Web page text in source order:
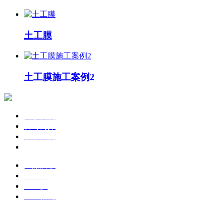
土工膜
土工膜施工案例2